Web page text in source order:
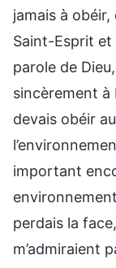
jamais à obéir,
Saint-Esprit et
parole de
sincèrement à
devais obéir
important
perdais la
m’admiraient